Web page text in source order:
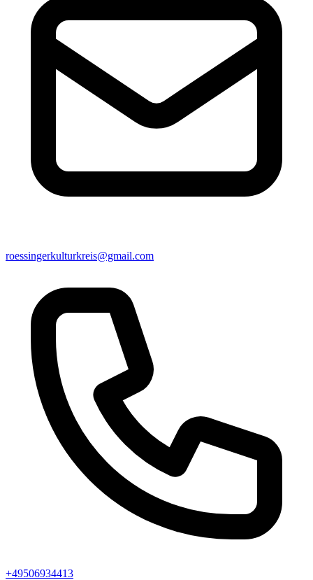
roessingerkulturkreis@gmail.com
+49506934413